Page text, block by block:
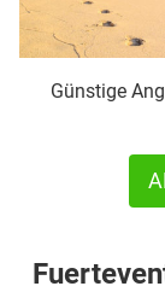
Günstige